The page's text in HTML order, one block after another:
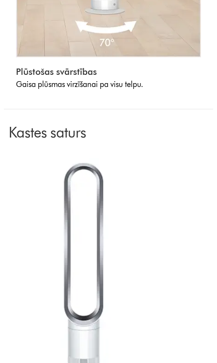
Plūstošas svārstības
Gaisa plūsmas virzīšanai pa visu telpu.
Kastes saturs